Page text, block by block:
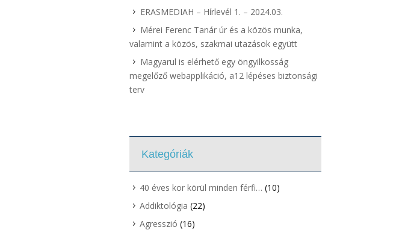
ERASMEDIAH – Hírlevél 1. – 2024.03.
Mérei Ferenc Tanár úr és a közös munka,
valamint a közös, szakmai utazások együtt
Magyarul is elérhető egy öngyilkosság
megelőző webapplikáció, a12 lépéses biztonsági
terv
Kategóriák
40 éves kor körül minden férfi… (10)
Addiktológia (22)
Agresszió (16)